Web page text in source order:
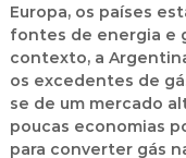
Europa, os países
fontes de energia e
contexto, a
os excedentes de
se de um mercado
poucas economias
para converter gás